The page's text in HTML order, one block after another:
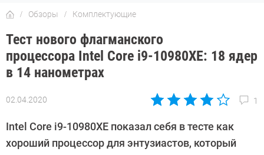
Обзоры Комплектующие
Тест нового флагманского
процессора Intel Core i9-10980XE: 18 ядер
в 14 нанометрах
02.04.2020 1
Автор:
Киреев
Intel Core i9-10980XE показал себя в тесте как
хороший процессор для энтузиастов, который